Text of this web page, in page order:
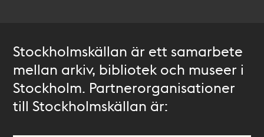
Stockholmskällan är ett samarbete
mellan arkiv, bibliotek och museer i
Stockholm. Partnerorganisationer
till Stockholmskällan är: